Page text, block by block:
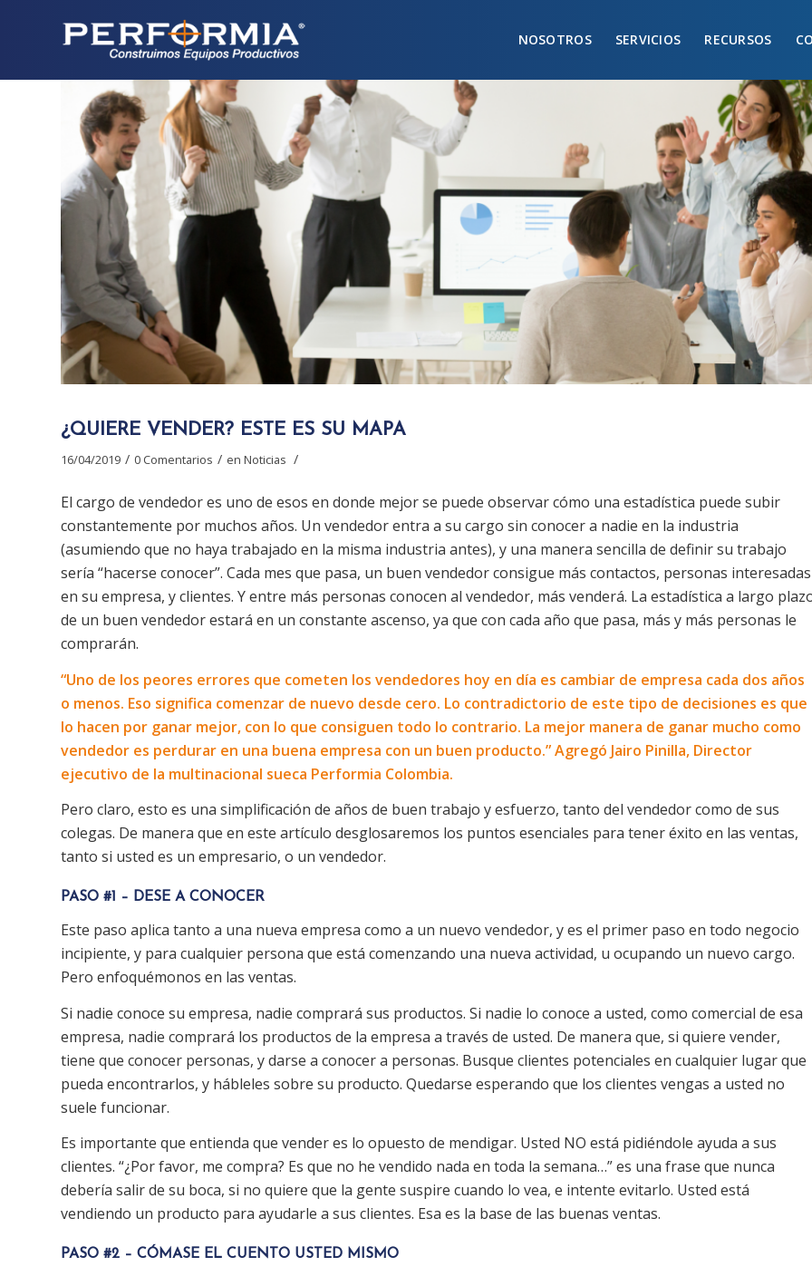
NOSOTROS SERVICIOS RECURSOS
¿QUIERE VENDER? ESTE ES SU MAPA
16/04/2019 / 0 Comentarios / en Noticias /
El cargo de vendedor es uno de esos en donde mejor se puede observar cómo una estadística puede subir
constantemente por muchos años. Un vendedor entra a su cargo sin conocer a nadie en la industria
(asumiendo que no haya trabajado en la misma industria antes), y una manera sencilla de definir su trabajo
sería “hacerse conocer”. Cada mes que pasa, un buen vendedor consigue más contactos, personas interesadas
en su empresa, y clientes. Y entre más personas conocen al vendedor, más venderá. La estadística a largo
de un buen vendedor estará en un constante ascenso, ya que con cada año que pasa, más y más personas le
comprarán.
“Uno de los peores errores que cometen los vendedores hoy en día es cambiar de empresa cada dos años
o menos. Eso significa comenzar de nuevo desde cero. Lo contradictorio de este tipo de decisiones es que
lo hacen por ganar mejor, con lo que consiguen todo lo contrario. La mejor manera de ganar mucho como
vendedor es perdurar en una buena empresa con un buen producto.” Agregó Jairo Pinilla, Director
ejecutivo de la multinacional sueca Performia Colombia.
Pero claro, esto es una simplificación de años de buen trabajo y esfuerzo, tanto del vendedor como de sus
colegas. De manera que en este artículo desglosaremos los puntos esenciales para tener éxito en las ventas,
tanto si usted es un empresario, o un vendedor.
PASO #1 – DESE A CONOCER
Este paso aplica tanto a una nueva empresa como a un nuevo vendedor, y es el primer paso en todo negocio
incipiente, y para cualquier persona que está comenzando una nueva actividad, u ocupando un nuevo cargo.
Pero enfoquémonos en las ventas.
Si nadie conoce su empresa, nadie comprará sus productos. Si nadie lo conoce a usted, como comercial de esa
empresa, nadie comprará los productos de la empresa a través de usted. De manera que, si quiere vender,
tiene que conocer personas, y darse a conocer a personas. Busque clientes potenciales en cualquier lugar que
pueda encontrarlos, y hábleles sobre su producto. Quedarse esperando que los clientes vengas a usted no
suele funcionar.
Es importante que entienda que vender es lo opuesto de mendigar. Usted NO está pidiéndole ayuda a sus
clientes. “¿Por favor, me compra? Es que no he vendido nada en toda la semana…” es una frase que nunca
debería salir de su boca, si no quiere que la gente suspire cuando lo vea, e intente evitarlo. Usted está
vendiendo un producto para ayudarle a sus clientes. Esa es la base de las buenas ventas.
PASO #2 – CÓMASE EL CUENTO USTED MISMO